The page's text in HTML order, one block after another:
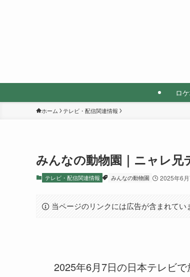
ロ
ホーム テレビ・配信関連情報
みんなの動物園｜ニャレ
テレビ・配信関連情報 みんなの動物園 2025年6
当ページのリンクには広告が含まれてい
2025年6月7日の日本テレビ